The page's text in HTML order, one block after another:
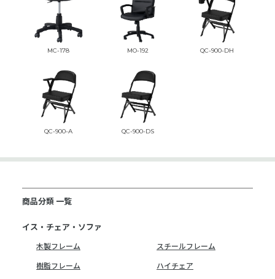
MC-178 MO-192 QC-900-DH
QC-900-A QC-900-DS
商品分類 一覧
イス・チェア・ソファ
木製フレーム
スチールフレーム
樹脂フレーム
ハイチェア